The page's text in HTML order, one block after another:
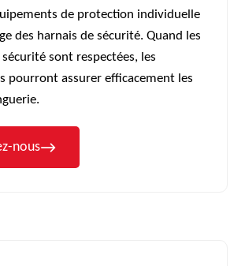
de protection individuelle
des harnais de sécurité. Quand les
sont respectées, les
pourront assurer efficacement les
nous